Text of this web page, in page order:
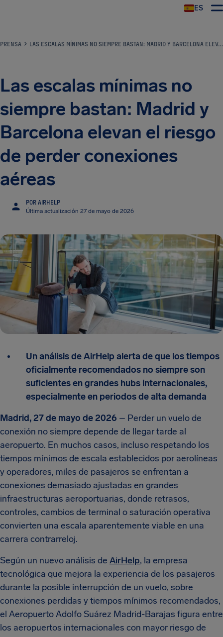
ES
PRENSA LAS ESCALAS MÍNIMAS NO SIEMPRE BASTAN: MADRID Y BARCELONA ELEVAN EL RIESGO DE PERDER CONEXIONES AÉREAS
Las escalas mínimas no
siempre bastan: Madrid y
Barcelona elevan el riesgo
de perder conexiones
aéreas
POR AIRHELP
Última actualización 27 de mayo de 2026
Un análisis de AirHelp alerta de que los tiempos
oficialmente recomendados no siempre son
suficientes en grandes hubs internacionales,
especialmente en periodos de alta demanda
Madrid, 27 de mayo de 2026 – Perder un vuelo de
conexión no siempre depende de llegar tarde al
aeropuerto. En muchos casos, incluso respetando los
tiempos mínimos de escala establecidos por aerolíneas
y operadores, miles de pasajeros se enfrentan a
conexiones demasiado ajustadas en grandes
infraestructuras aeroportuarias, donde retrasos,
controles, cambios de terminal o saturación operativa
convierten una escala aparentemente viable en una
carrera contrarreloj.
Según un nuevo análisis de AirHelp, la empresa
tecnológica que mejora la experiencia de los pasajeros
durante la posible interrupción de un vuelo, sobre
conexiones perdidas y tiempos mínimos recomendados,
el Aeropuerto Adolfo Suárez Madrid-Barajas figura entre
los aeropuertos internacionales con mayor riesgo de